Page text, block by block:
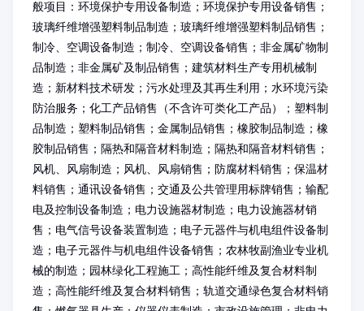
般项目：环境保护专用设备制造；环境保护专用设备销售；
玻璃纤维增强塑料制品制造；玻璃纤维增强塑料制品销售；
制冷、空调设备制造；制冷、空调设备销售；非金属矿物制
品制造；非金属矿及制品销售；建筑材料生产专用机械制
造；新材料技术研发；污水处理及其再生利用；水环境污染
防治服务；化工产品销售（不含许可类化工产品）；塑料制
品制造；塑料制品销售；金属制品销售；橡胶制品制造；橡
胶制品销售；隔热和隔音材料制造；隔热和隔音材料销售；
风机、风扇制造；风机、风扇销售；防腐材料销售；保温材
料销售；通讯设备销售；交通及公共管理用标牌销售；输配
电及控制设备制造；电力设施器材制造；电力设施器材销
售；电气信号设备装置制造；电子元器件与机电组件设备制
造；电子元器件与机电组件设备销售；农林牧副渔业专业机
械的制造；园林绿化工程施工；高性能纤维及复合材料制
造；高性能纤维及复合材料销售；轨道交通绿色复合材料销